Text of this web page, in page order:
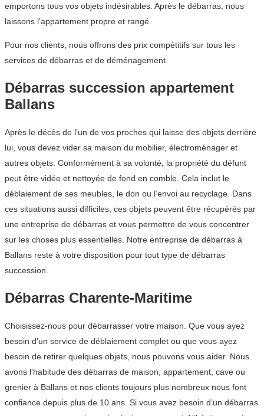
emportons tous vos objets indésirables. Après le débarras, nous
laissons l’appartement propre et rangé.
Pour nos clients, nous offrons des prix compétitifs sur tous les
services de débarras et de déménagement.
Débarras succession appartement
Ballans
Après le décès de l’un de vos proches qui laisse des objets derrière
lui, vous devez vider sa maison du mobilier, électroménager et
autres objets. Conformément à sa volonté, la propriété du défunt
peut être vidée et nettoyée de fond en comble. Cela inclut le
déblaiement de ses meubles, le don ou l’envoi au recyclage. Dans
ces situations aussi difficiles, ces objets peuvent être récupérés par
une entreprise de débarras et vous permettre de vous concentrer
sur les choses plus essentielles. Notre entreprise de débarras à
Ballans reste à votre disposition pour tout type de débarras
succession.
Débarras Charente-Maritime
Choisissez-nous pour débarrasser votre maison. Que vous ayez
besoin d’un service de déblaiement complet ou que vous ayez
besoin de retirer quelques objets, nous pouvons vous aider. Nous
avons l’habitude des débarras de maison, appartement, cave ou
grenier à Ballans et nos clients toujours plus nombreux nous font
confiance depuis plus de 10 ans. Si vous avez besoin d’un débarras